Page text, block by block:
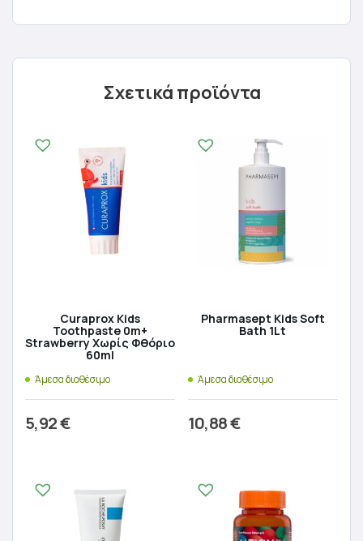
Σχετικά προϊόντα
Curaprox Kids
Toothpaste 0m+
Strawberry Χωρίς Φθόριο
60ml
Άμεσα διαθέσιμο
5,92€
Pharmasept Kids Soft
Bath 1Lt
Άμεσα διαθέσιμο
10,88€